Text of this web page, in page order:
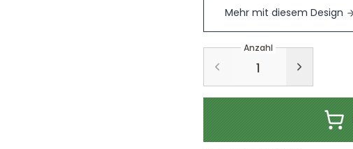
Mehr mit diesem Design
Anzahl